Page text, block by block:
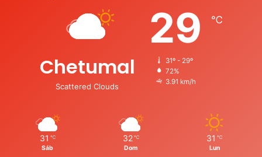
Chetumal
Scattered Clouds
29 ℃
31º - 29º
72%
3.91 km/h
31 ℃
Sáb
32 ℃
Dom
31 ℃
Lun